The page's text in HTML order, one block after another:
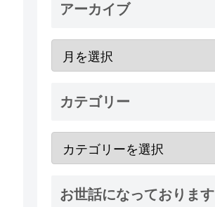
アーカイブ
カテゴリー
お世話になっております